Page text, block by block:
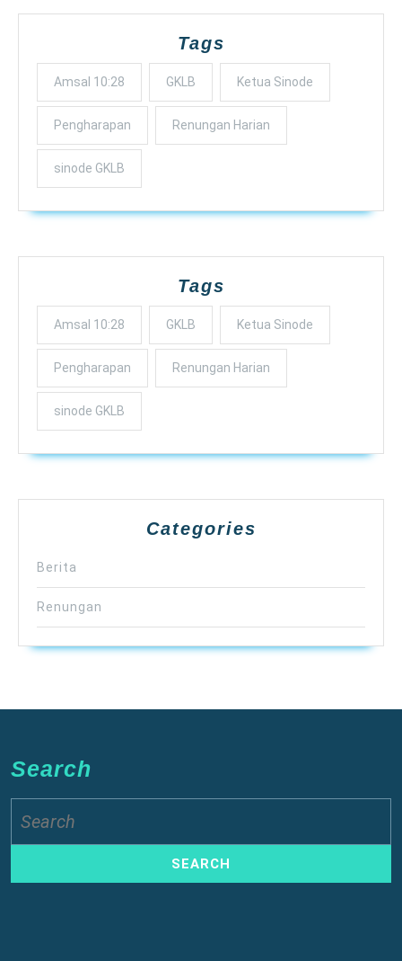
Tags
Amsal 10:28 GKLB Ketua Sinode
Pengharapan Renungan Harian
sinode GKLB
Tags
Amsal 10:28 GKLB Ketua Sinode
Pengharapan Renungan Harian
sinode GKLB
Categories
Berita
Renungan
Search
for: